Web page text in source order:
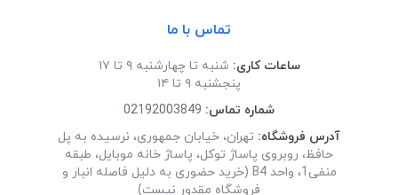
تماس با ما
ساعات کاری: شنبه تا چهارشنبه ۹ تا ۱۷
پنجشنبه ۹ تا ۱۴
شماره تماس: 02192003849
آدرس فروشگاه: تهران، خیابان جمهوری، نرسیده به پل
حافظ، روبروی پاساژ توکل، پاساژ خانه موبایل، طبقه
منفی1، واحد B4 (خرید حضوری به دلیل فاصله انبار و
فروشگاه مقدور نیست)